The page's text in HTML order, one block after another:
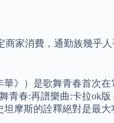
家消費，通勤族幾乎
》）是歌舞青春首次
青春:再譜樂曲:卡拉ok
摩斯的詮釋絕對是最